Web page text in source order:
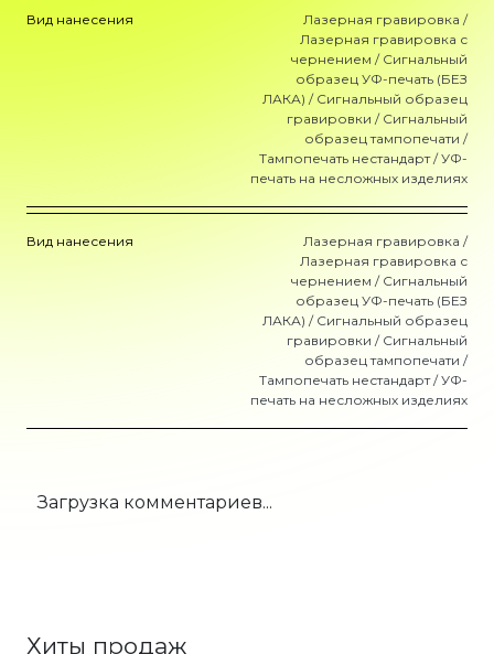
Вид нанесения
Лазерная гравировка /
Лазерная гравировка с
чернением / Сигнальный
образец УФ-печать (БЕЗ
ЛАКА) / Сигнальный образец
гравировки / Сигнальный
образец тампопечати /
Тампопечать нестандарт / УФ-
печать на несложных изделиях
Вид нанесения
Лазерная гравировка /
Лазерная гравировка с
чернением / Сигнальный
образец УФ-печать (БЕЗ
ЛАКА) / Сигнальный образец
гравировки / Сигнальный
образец тампопечати /
Тампопечать нестандарт / УФ-
печать на несложных изделиях
Загрузка комментариев...
Хиты продаж